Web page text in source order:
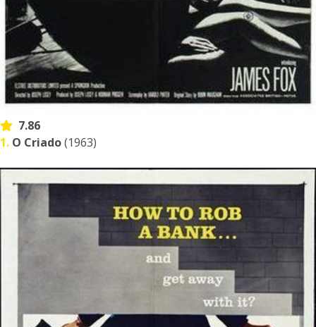
7.86
1. O Criado(1963)